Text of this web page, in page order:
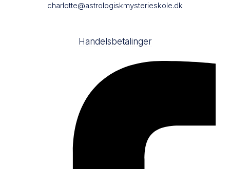
charlotte@astrologiskmysterieskole.dk
Handelsbetalinger